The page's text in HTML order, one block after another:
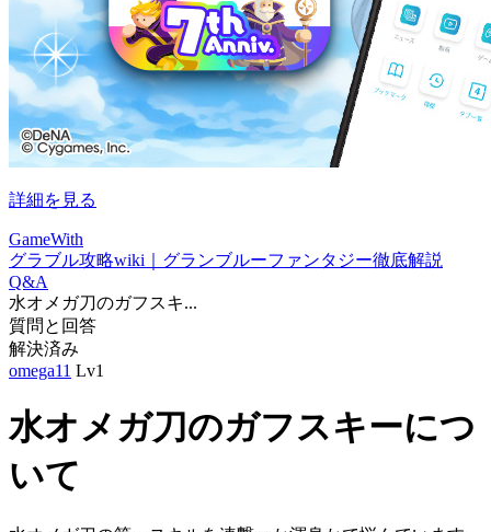
詳細を見る
GameWith
グラブル攻略wiki｜グランブルーファンタジー徹底解説
Q&A
水オメガ刀のガフスキ...
質問と回答
解決済み
omega11 Lv1
水オメガ刀のガフスキーにつ
いて